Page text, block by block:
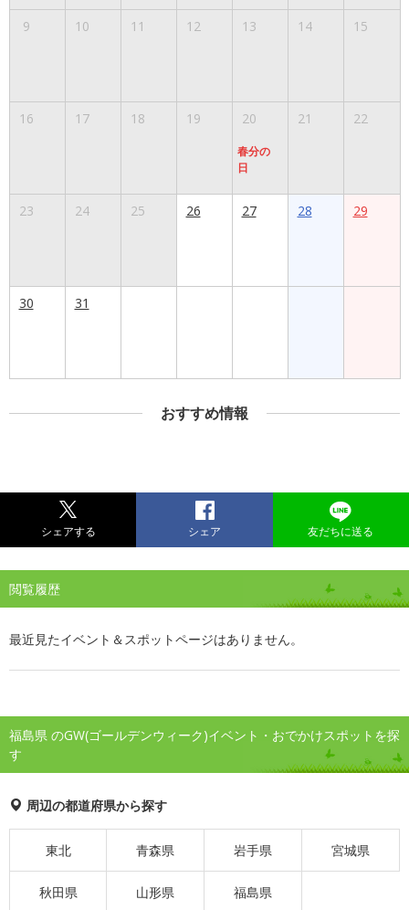
9 10 11 12 13 14 15
16 17 18 19 20
春分の
日
21 22
23 24 25 26 27 28 29
30 31
おすすめ情報
シェアする シェア 友だちに送る
閲覧履歴
最近見たイベント＆スポットページはありません。
福島県 のGW(ゴールデンウィーク)イベント・おでかけスポットを探
す
周辺の都道府県から探す
東北 青森県 岩手県 宮城県
秋田県 山形県 福島県